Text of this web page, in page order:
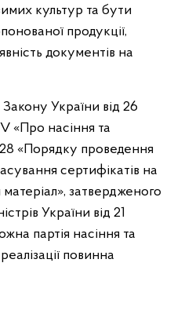
культур та бути
продукції,
документів на
України від 26
«Про насіння та
«Порядку проведення
сертифікатів на
затвердженого
України від 21
партія насіння та
повинна